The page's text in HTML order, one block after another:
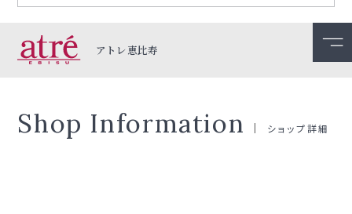
アトレ恵比寿
Shop Information ショップ詳細